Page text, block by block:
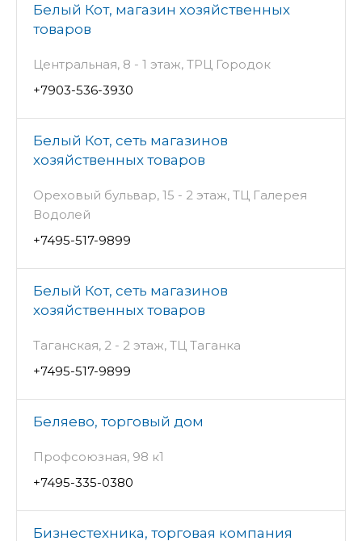
Белый Кот, магазин хозяйственных
товаров
Центральная, 8 - 1 этаж, ТРЦ Городок
+7903-536-3930
Белый Кот, сеть магазинов
хозяйственных товаров
Ореховый бульвар, 15 - 2 этаж, ТЦ Галерея
Водолей
+7495-517-9899
Белый Кот, сеть магазинов
хозяйственных товаров
Таганская, 2 - 2 этаж, ТЦ Таганка
+7495-517-9899
Беляево, торговый дом
Профсоюзная, 98 к1
+7495-335-0380
Бизнестехника, торговая компания